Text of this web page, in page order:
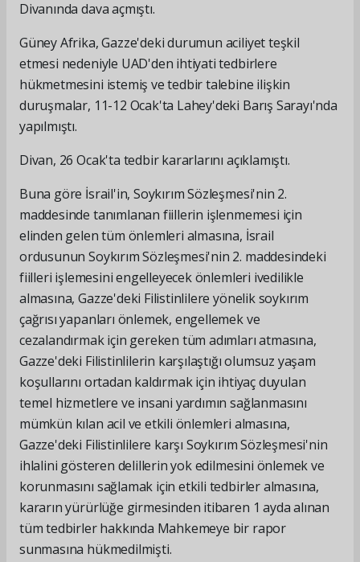
Divanında dava açmıştı.
Güney Afrika, Gazze'deki durumun aciliyet teşkil
etmesi nedeniyle UAD'den ihtiyati tedbirlere
hükmetmesini istemiş ve tedbir talebine ilişkin
duruşmalar, 11-12 Ocak'ta Lahey'deki Barış Sarayı'nda
yapılmıştı.
Divan, 26 Ocak'ta tedbir kararlarını açıklamıştı.
Buna göre İsrail'in, Soykırım Sözleşmesi'nin 2.
maddesinde tanımlanan fiillerin işlenmemesi için
elinden gelen tüm önlemleri almasına, İsrail
ordusunun Soykırım Sözleşmesi'nin 2. maddesindeki
fiilleri işlemesini engelleyecek önlemleri ivedilikle
almasına, Gazze'deki Filistinlilere yönelik soykırım
çağrısı yapanları önlemek, engellemek ve
cezalandırmak için gereken tüm adımları atmasına,
Gazze'deki Filistinlilerin karşılaştığı olumsuz yaşam
koşullarını ortadan kaldırmak için ihtiyaç duyulan
temel hizmetlere ve insani yardımın sağlanmasını
mümkün kılan acil ve etkili önlemleri almasına,
Gazze'deki Filistinlilere karşı Soykırım Sözleşmesi'nin
ihlalini gösteren delillerin yok edilmesini önlemek ve
korunmasını sağlamak için etkili tedbirler almasına,
kararın yürürlüğe girmesinden itibaren 1 ayda alınan
tüm tedbirler hakkında Mahkemeye bir rapor
sunmasına hükmedilmişti.